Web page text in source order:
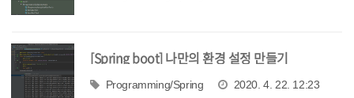
[Spring boot] 나만의 환경 설정 만들기
Programming/Spring 2020. 4. 22. 12:23